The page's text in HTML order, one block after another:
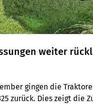
weiter
gingen die
zurück. Dies zeigt die